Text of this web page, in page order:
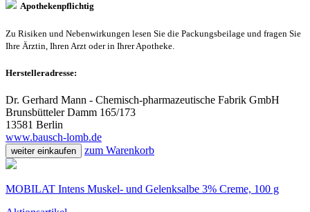
Apothekenpflichtig
Zu Risiken und Nebenwirkungen lesen Sie die Packungsbeilage und fragen Sie
Ihre Ärztin, Ihren Arzt oder in Ihrer Apotheke.
Herstelleradresse:
Dr. Gerhard Mann - Chemisch-pharmazeutische Fabrik GmbH
Brunsbütteler Damm 165/173
13581 Berlin
www.bausch-lomb.de
weiter einkaufen zum Warenkorb
MOBILAT Intens Muskel- und Gelenksalbe 3% Creme, 100 g